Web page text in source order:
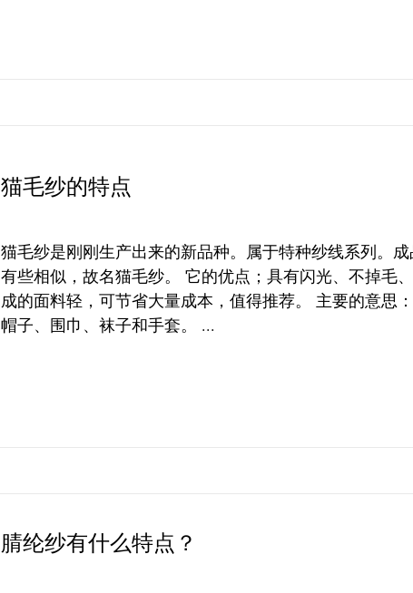
猫毛纱的特点
猫毛纱是刚刚生产出来的新品种。属于特种纱线系列。
有些相似，故名猫毛纱。 它的优点；具有闪光、不掉毛
成的面料轻，可节省大量成本，值得推荐。 主要的意思
帽子、围巾、袜子和手套。 ...
腈纶纱有什么特点？